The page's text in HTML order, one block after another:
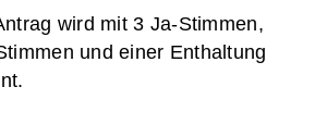
wird mit 3 Ja-Stimmen,
und einer Enthaltung